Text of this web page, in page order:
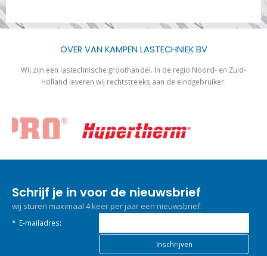
OVER VAN KAMPEN LASTECHNIEK BV
Wij zijn een lastechnische groothandel. In de regio Noord- en Zuid-
Holland leveren wij rechtstreeks aan de eindgebruiker.
Schrijf je in voor de nieuwsbrief
wij sturen maximaal 4 keer per jaar een nieuwsbrief.
* E-mailadres: